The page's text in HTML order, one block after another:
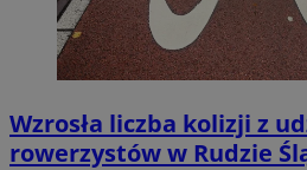
Wzrosła liczba kolizji z
rowerzystów w Rudzie